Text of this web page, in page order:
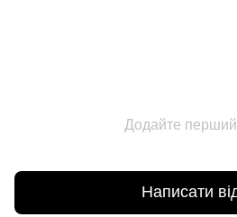
Додайте перший
Написати